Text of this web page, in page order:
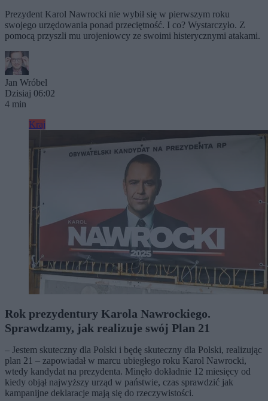
Prezydent Karol Nawrocki nie wybił się w pierwszym roku
swojego urzędowania ponad przeciętność. I co? Wystarczyło. Z
pomocą przyszli mu urojeniowcy ze swoimi histerycznymi atakami.
Jan Wróbel
Dzisiaj 06:02
4 min
Kraj
Rok prezydentury Karola Nawrockiego.
Sprawdzamy, jak realizuje swój Plan 21
– Jestem skuteczny dla Polski i będę skuteczny dla Polski, realizując
plan 21 – zapowiadał w marcu ubiegłego roku Karol Nawrocki,
wtedy kandydat na prezydenta. Minęło dokładnie 12 miesięcy od
kiedy objął najwyższy urząd w państwie, czas sprawdzić jak
kampanijne deklaracje mają się do rzeczywistości.